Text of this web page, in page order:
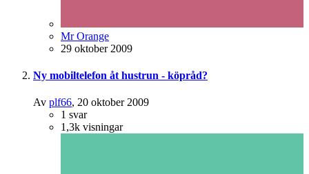
Mr Orange
29 oktober 2009
Ny mobiltelefon åt hustrun - köpråd?
Av plf66, 20 oktober 2009
1 svar
1,3k visningar